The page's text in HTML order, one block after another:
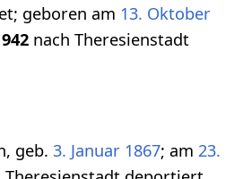
geboren am 13. Oktober
nach Theresienstadt
geb. 3. Januar 1867; am 23.